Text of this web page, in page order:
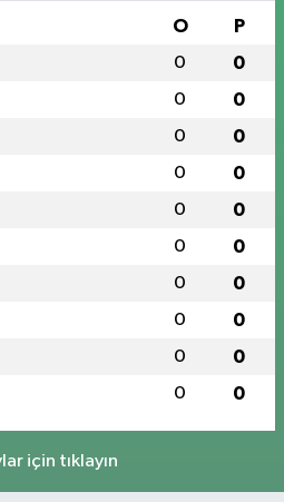
O P
0 0
0 0
0 0
0 0
0 0
0 0
0 0
0 0
0 0
0 0
için tıklayın